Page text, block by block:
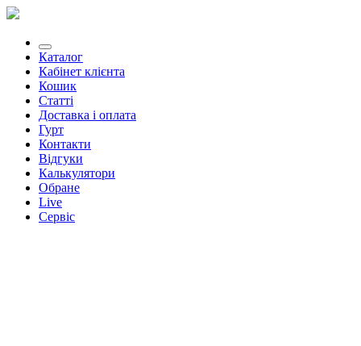
Каталог
Кабінет клієнта
Кошик
Статті
Доставка і оплата
Гурт
Контакти
Відгуки
Калькулятори
Обране
Live
Сервіс